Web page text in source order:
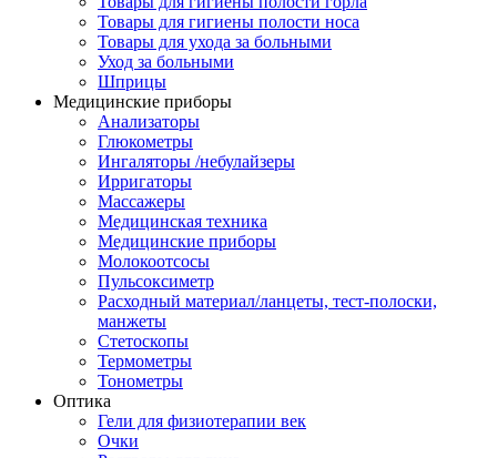
Товары для гигиены полости носа
Товары для ухода за больными
Уход за больными
Шприцы
Медицинские приборы
Анализаторы
Глюкометры
Ингаляторы /небулайзеры
Ирригаторы
Массажеры
Медицинская техника
Медицинские приборы
Молокоотсосы
Пульсоксиметр
Расходный материал/ланцеты, тест-полоски,
манжеты
Стетоскопы
Термометры
Тонометры
Оптика
Гели для физиотерапии век
Очки